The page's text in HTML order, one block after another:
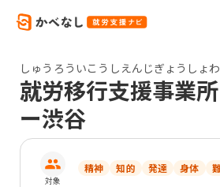
しゅうろういこうしえんじぎょうしょ
就労移行支援事業
ー渋谷
対象
精神 知的 発達 身体